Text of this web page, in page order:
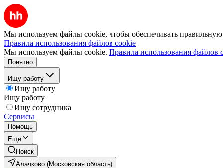
Мы используем файлы cookie, чтобы обеспечивать правильную
Правила использования файлов cookie
Мы используем файлы cookie. Правила использования файлов
Понятно
Ищу работу
Ищу работу
Ищу работу
Ищу сотрудника
Сервисы
Помощь
Ещё
Поиск
Алачково (Московская область)